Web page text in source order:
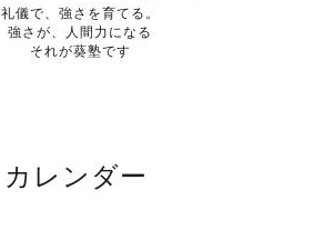
礼儀で、強さを育てる。
強さが、人間力になる
それが葵塾です
カレンダー